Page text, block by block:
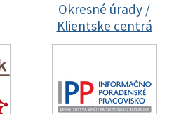
Okresné úrady /
Klientske centrá